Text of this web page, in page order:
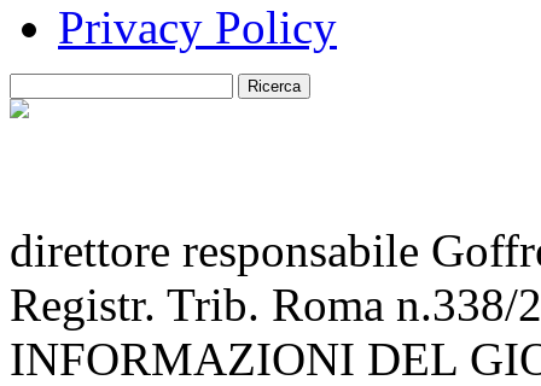
Privacy Policy
direttore responsabile
Registr. Trib. Roma n.338/
INFORMAZIONI DEL